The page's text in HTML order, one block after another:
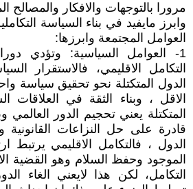
مرورا بالتوجهات والافكار والمصالح
وابرز مايفيد في بناء السياسة
العوامل المجتمعة وابرزها:
1- العوامل السياسية: وتؤدي
التكامل الاقليمي، فالاستقرار
الدول المتكتلة نحو تحقيق سياسة
الاقل ، وبناء الثقة في العلاقات
المتكتلة يعني تحجيم الدور العالمي
قادرة على حل النزاعات القانونية
الدول ، فالتكامل الاقليمي يرتبط
الموجود وحفظ السلام وهو القضية
التكامل، لكن هذا لايعني الغاء